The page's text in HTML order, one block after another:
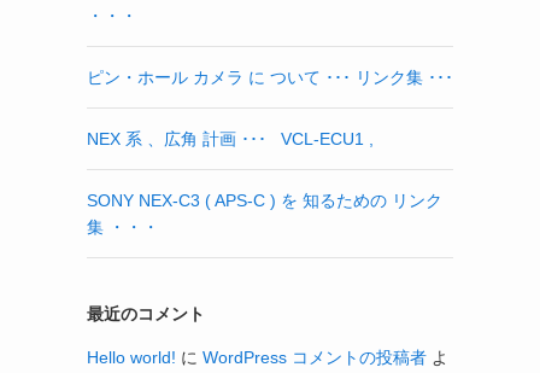
・・・
ピン・ホール カメラ に ついて ･･･ リンク集 ･･･
NEX 系 、広角 計画 ･･･ VCL-ECU1 ,
SONY NEX‐C3 ( APS-C ) を 知るための リンク
集 ・・・
最近のコメント
Hello world! に WordPress コメントの投稿者 よ